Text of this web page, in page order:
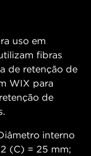
uso em
fibras
de retenção de
WIX para
de
interno
(C) = 25 mm;